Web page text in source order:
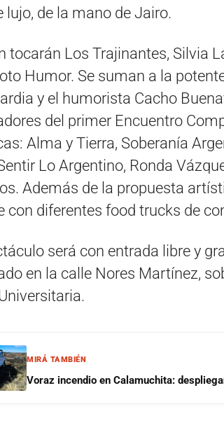
lujo, de la mano de Jairo.
tocarán Los Trajinantes, Silvia
Humor. Se suman a la
y el humorista Cacho
del primer Encuentro
Alma y Tierra, Soberanía
Lo Argentino, Ronda
Además de la propuesta
con diferentes food trucks de
será con entrada libre y
en la calle Nores Martínez,
MIRÁ TAMBIÉN
Voraz incendio en Calamuchita: